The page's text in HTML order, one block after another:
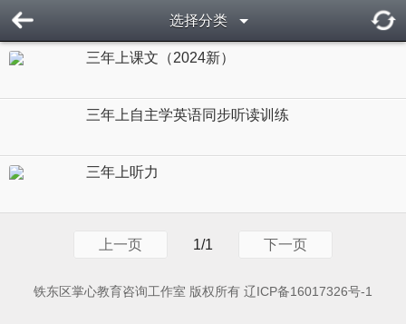
选择分类
三年上课文（2024新）
三年上自主学英语同步听读训练
三年上听力
上一页 1/1 下一页
铁东区掌心教育咨询工作室 版权所有 辽ICP备16017326号-1